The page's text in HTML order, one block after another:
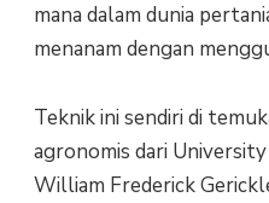
mana dalam dunia
menanam dengan
Teknik ini sendiri di
agronomis dari
William Frederick